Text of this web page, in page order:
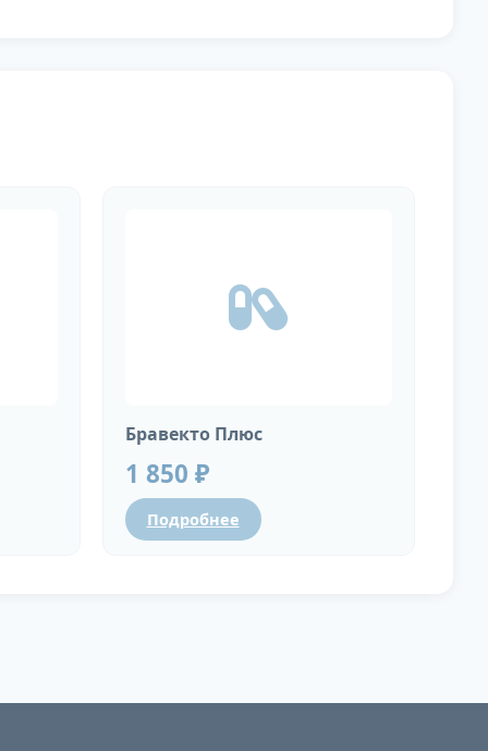
Бравекто Плюс
1 850 ₽
Подробнее